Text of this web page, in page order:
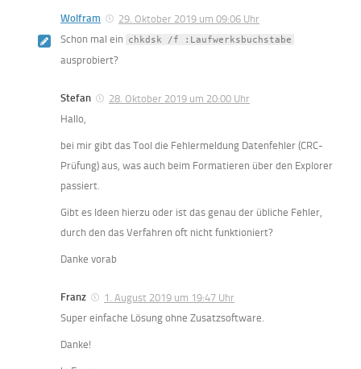
Wolfram
29. Oktober 2019 um 09:06 Uhr
Schon mal ein chkdsk /f :Laufwerksbuchstabe
ausprobiert?
Stefan
28. Oktober 2019 um 20:00 Uhr
Hallo,
bei mir gibt das Tool die Fehlermeldung Datenfehler (CRC-
Prüfung) aus, was auch beim Formatieren über den Explorer
passiert.
Gibt es Ideen hierzu oder ist das genau der übliche Fehler,
durch den das Verfahren oft nicht funktioniert?
Danke vorab
Franz
1. August 2019 um 19:47 Uhr
Super einfache Lösung ohne Zusatzsoftware.
Danke!